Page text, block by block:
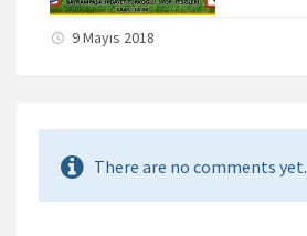
9 Mayıs 2018
There are no comments yet.